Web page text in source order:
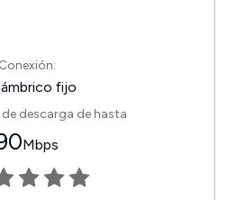
Conexión:
fijo
descarga de hasta
Mbps